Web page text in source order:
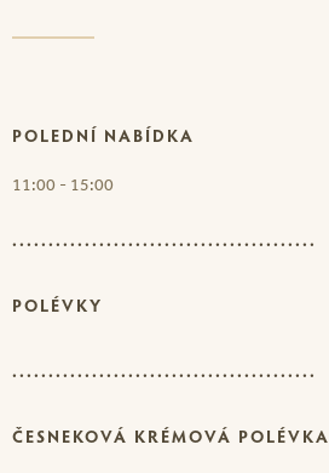
POLEDNÍ NABÍDKA
11:00 - 15:00
..........................................
POLÉVKY
..........................................
ČESNEKOVÁ KRÉMOVÁ POLÉVKA